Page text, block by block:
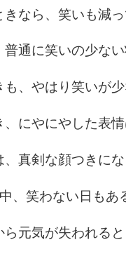
なら、笑いも減っ
通に笑いの少ない
、やはり笑いが少
にやにやした表情
真剣な顔つきにな
、笑わない日もあ
元気が失われる